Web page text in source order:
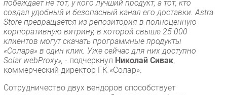
побеждает не тот, у кого лучший продукт, а тот, кто
создал удобный и безопасный канал его доставки. Astra
Store превращается из репозитория в полноценную
корпоративную витрину, в которой свыше 25 000
клиентов могут скачать программные продукты
«Солара» в один клик. Уже сейчас для них доступно
Solar webProxy», - подчеркнул Николай Сивак,
коммерческий директор ГК «Солар».
Сотрудничество двух вендоров способствует